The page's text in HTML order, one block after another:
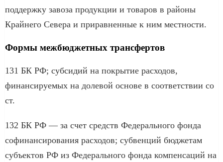
поддержку завоза продукции и товаров в районы
Крайнего Севера и приравненные к ним местности.
Формы межбюджетных трансфертов
131 БК РФ; субсидий на покрытие расходов,
финансируемых на долевой основе в соответствии со
ст.
132 БК РФ — за счет средств Федерального фонда
софинансирования расходов; субвенций бюджетам
субъектов РФ из Федерального фонда компенсаций на